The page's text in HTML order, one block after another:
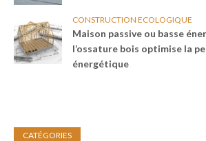
CONSTRUCTION ECOLOGIQUE
Maison passive ou basse
l’ossature bois optimise la
énergétique
CATÉGORIES